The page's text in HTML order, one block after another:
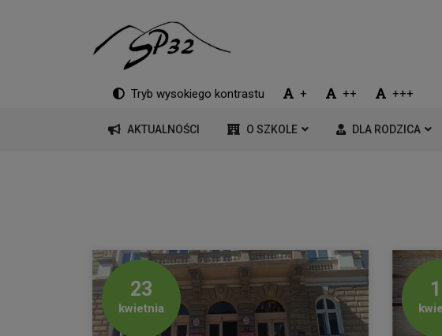
Tryb wysokiego kontrastu + ++ +++
AKTUALNOŚCI O SZKOLE DLA RODZICA
23
kwietnia